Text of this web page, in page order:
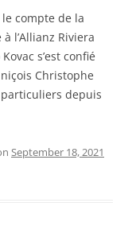
compte de la
l’Allianz Riviera
s’est confié
Christophe
depuis
September 18, 2021